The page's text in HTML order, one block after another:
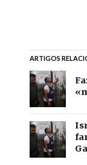
ARTIGOS